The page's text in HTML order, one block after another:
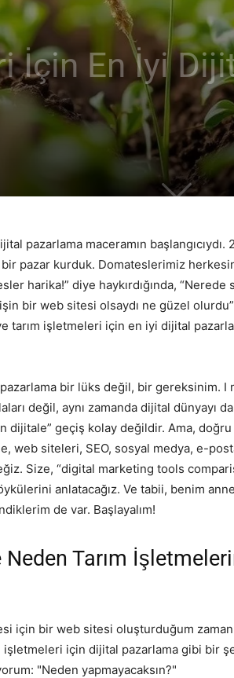
İçin En İyi
pazarlama maceramın başlangıcıydı.
pazar kurduk. Domateslerimiz
harika!” diye haykırdığında, “Nerede
bir web sitesi olsaydı ne güzel
tarım işletmeleri için en iyi dijital
bir lüks değil, bir gereksinim. I
değil, aynı zamanda dijital dünyayı
dijitale” geçiş kolay değildir. Ama,
web siteleri, SEO, sosyal medya, e-
Size, “digital marketing tools
anlatacağız. Ve tabii, benim
de var. Başlayalım!
Tarım
için bir web sitesi oluşturduğum
işletmeleri için dijital pazarlama gibi bir
"Neden yapmayacaksın?"